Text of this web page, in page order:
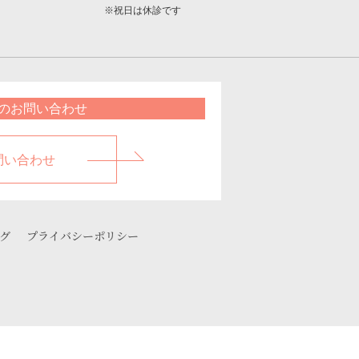
※祝日は休診です
お問い合わせ
い合わせ
プライバシーポリシー